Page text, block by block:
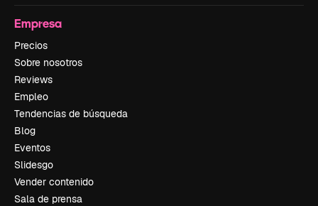
Empresa
Precios
Sobre nosotros
Reviews
Empleo
Tendencias de búsqueda
Blog
Eventos
Slidesgo
Vender contenido
Sala de prensa